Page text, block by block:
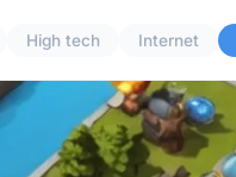
High tech Internet